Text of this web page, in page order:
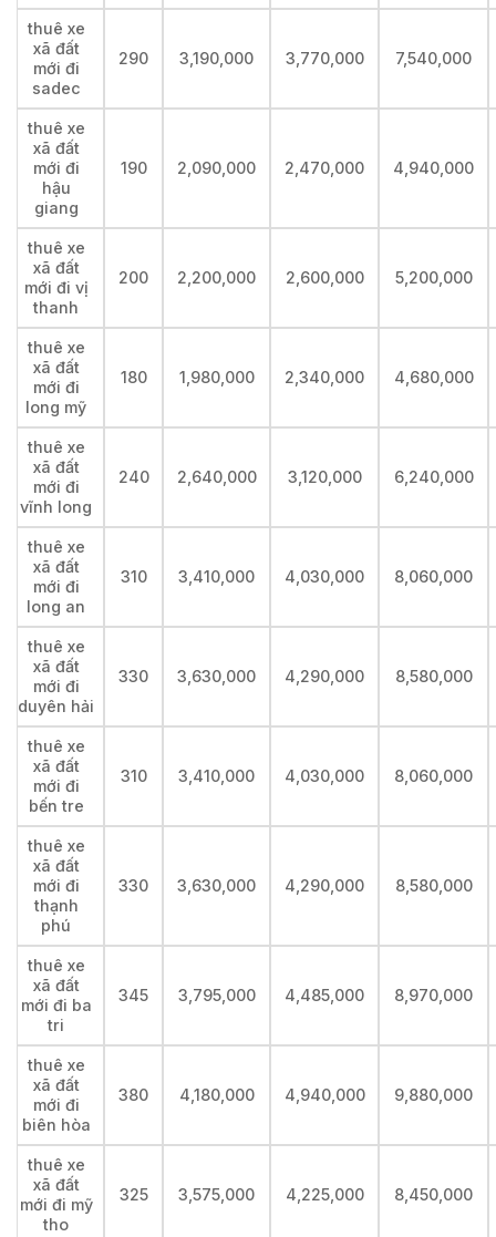
thuê xe
xã đất
mới đi
sadec
290 3,190,000 3,770,000 7,540,000
thuê xe
xã đất
mới đi
hậu
giang
190 2,090,000 2,470,000 4,940,000
thuê xe
xã đất
mới đi vị
thanh
200 2,200,000 2,600,000 5,200,000
thuê xe
xã đất
mới đi
long mỹ
180 1,980,000 2,340,000 4,680,000
thuê xe
xã đất
mới đi
vĩnh long
240 2,640,000 3,120,000 6,240,000
thuê xe
xã đất
mới đi
long an
310 3,410,000 4,030,000 8,060,000
thuê xe
xã đất
mới đi
duyên hải
330 3,630,000 4,290,000 8,580,000
thuê xe
xã đất
mới đi
bến tre
310 3,410,000 4,030,000 8,060,000
thuê xe
xã đất
mới đi
thạnh
phú
330 3,630,000 4,290,000 8,580,000
thuê xe
xã đất
mới đi ba
tri
345 3,795,000 4,485,000 8,970,000
thuê xe
xã đất
mới đi
biên hòa
380 4,180,000 4,940,000 9,880,000
thuê xe
xã đất
mới đi mỹ
tho
325 3,575,000 4,225,000 8,450,000